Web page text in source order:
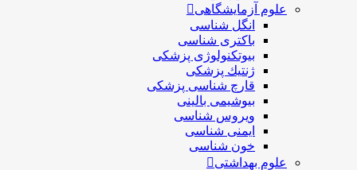
علوم آزمایشگاهی
انگل شناسی
باکتری شناسی
بیوتکنولوژی پزشکی
ژنتيك پزشکی
قارچ شناسی پزشكی
بیوشیمی بالینی
ویروس شناسی
ایمنی شناسی
خون شناسی
علوم بهداشتی